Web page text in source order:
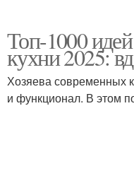
Топ-1000
кухни 2025:
Хозяева современных
и функционал. В этом